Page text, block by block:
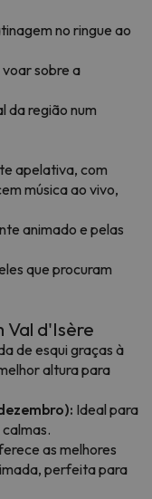
no ringue ao
sobre a
da região num
apelativa, com
música ao vivo,
animado e pelas
que procuram
Val d'Isère
de esqui graças à
altura para
Ideal para
as melhores
perfeita para